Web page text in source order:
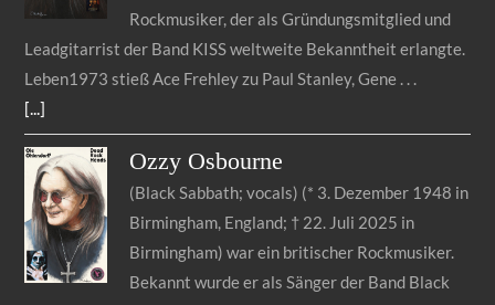
Rockmusiker, der als Gründungsmitglied und
Leadgitarrist der Band KISS weltweite Bekanntheit erlangte.
Leben1973 stieß Ace Frehley zu Paul Stanley, Gene
[...]
Ozzy Osbourne
(Black Sabbath; vocals) (* 3. Dezember 1948 in
Birmingham, England; † 22. Juli 2025 in
Birmingham) war ein britischer Rockmusiker.
Bekannt wurde er als Sänger der Band Black